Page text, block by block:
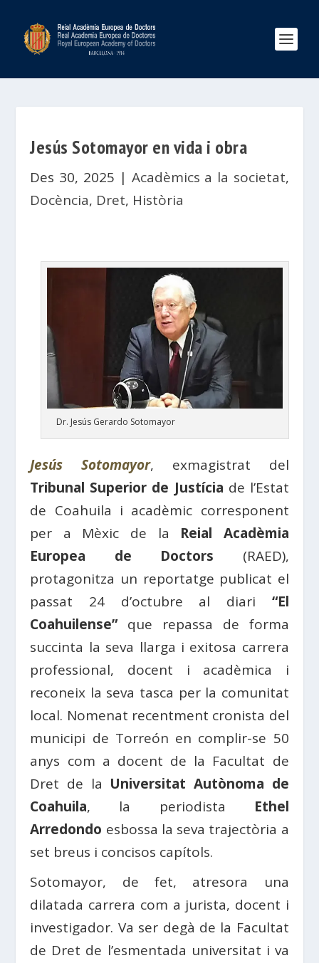
Jesús Sotomayor en vida i obra
Des 30, 2025 | Acadèmics a la societat,
Docència, Dret, Història
Dr. Jesús Gerardo Sotomayor
Jesús Sotomayor, exmagistrat del
Tribunal Superior de Justícia de l’Estat
de Coahuila i acadèmic corresponent
per a Mèxic de la Reial Acadèmia
Europea de Doctors (RAED),
protagonitza un reportatge publicat el
passat 24 d’octubre al diari “El
Coahuilense”que repassa de forma
succinta la seva llarga i exitosa carrera
professional, docent i acadèmica i
reconeix la seva tasca per la comunitat
local. Nomenat recentment cronista del
municipi de Torreón en complir-se 50
anys com a docent de la Facultat de
Dret de la Universitat Autònoma de
Coahuila, la periodista Ethel
Arredondo esbossa la seva trajectòria a
set breus i concisos capítols.
Sotomayor, de fet, atresora una
dilatada carrera com a jurista, docent i
investigador. Va ser degà de la Facultat
de Dret de l’esmentada universitat i va